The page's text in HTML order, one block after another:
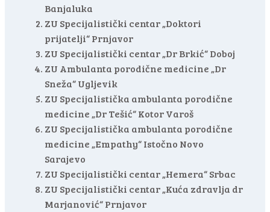
Banjaluka
ZU Specijalistički centar „Doktori
prijatelji“ Prnjavor
ZU Specijalistički centar „Dr Brkić“ Doboj
ZU Ambulanta porodične medicine „Dr
Sneža“ Ugljevik
ZU Specijalistička ambulanta porodične
medicine „Dr Tešić“ Kotor Varoš
ZU Specijalistička ambulanta porodične
medicine „Empathy“ Istočno Novo
Sarajevo
ZU Specijalistički centar „Hemera“ Srbac
ZU Specijalistički centar „Kuća zdravlja dr
Marjanović“ Prnjavor